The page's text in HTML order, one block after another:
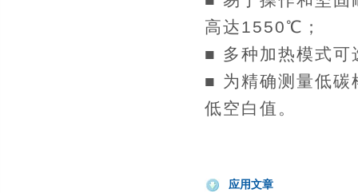
高达1550℃；
■ 多种加热模式可
■ 为精确测量低碳
低空白值。
应用文章